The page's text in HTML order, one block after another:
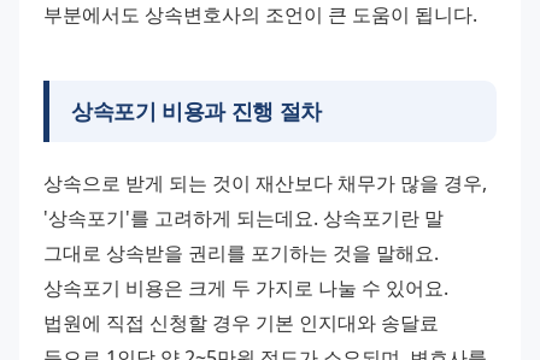
부분에서도 상속변호사의 조언이 큰 도움이 됩니다.
상속포기 비용과 진행 절차
상속으로 받게 되는 것이 재산보다 채무가 많을 경우,
'상속포기'를 고려하게 되는데요. 상속포기란 말
그대로 상속받을 권리를 포기하는 것을 말해요.
상속포기 비용은 크게 두 가지로 나눌 수 있어요.
법원에 직접 신청할 경우 기본 인지대와 송달료